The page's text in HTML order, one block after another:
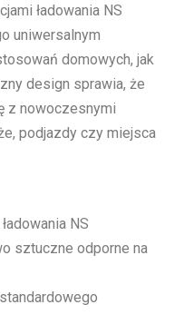
ładowania NS
uniwersalnym
domowych, jak
design sprawia, że
z nowoczesnymi
podjazdy czy miejsca
NS
sztuczne odporne na